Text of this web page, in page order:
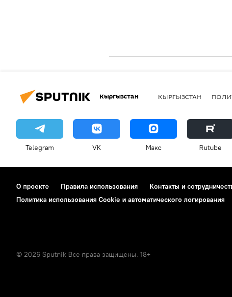
Кыргызстан КЫРГЫЗСТАН
Telegram VK Макс Rutube
О проекте Правила использования Контакты и
Политика использования Cookie и автоматического логирования
© 2026 Sputnik Все права защищены. 18+